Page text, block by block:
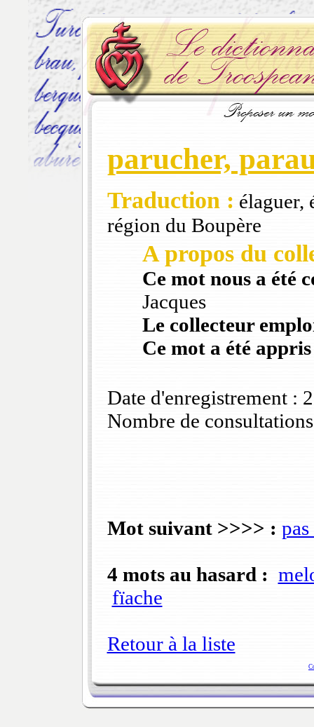
parucher,
Traduction : élaguer,
région du Boupère
A propos du
Ce mot nous a été
Jacques
Le collecteur
Ce mot a été
Date d'enregistrement :
Nombre de
Mot suivant >>>> :
4 mots au hasard :
fïache
Retour à la liste